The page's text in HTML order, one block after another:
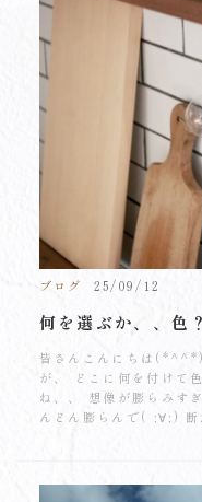
ブログ 25/09/12
何を選ぶか、、色
皆さんこんにちは
が、 どこに何を付けて
ね、、 想像が膨らみす
んどん膨らんで( ;∀;)